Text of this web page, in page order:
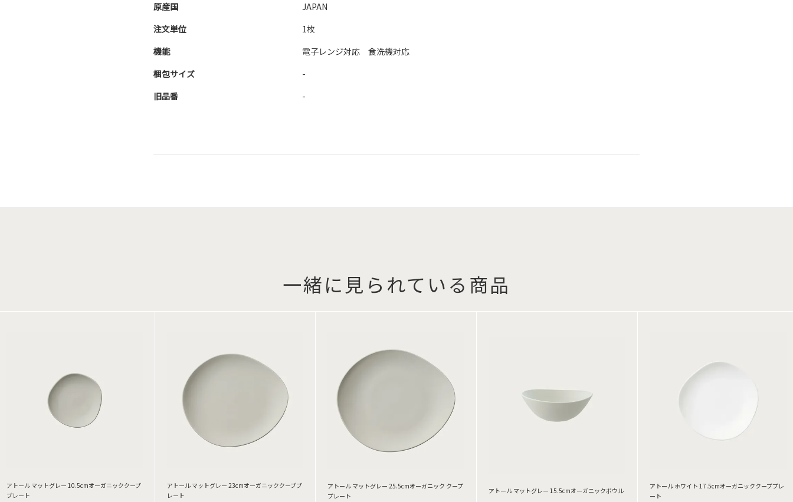
原産国
JAPAN
注文単位
1枚
機能
電子レンジ対応 食洗機対応
梱包サイズ
-
旧品番
-
一緒に見られている商品
アトール マットグレー 10.5cmオーガニッククープ
プレート
アトール マットグレー 23cmオーガニッククーププ
レート
アトール マットグレー 25.5cmオーガニック クープ
プレート
アトール マットグレー 15.5cmオーガニックボウル
アトール ホワイト 17.5cmオーガニッククーププレ
ート